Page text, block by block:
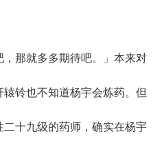
那就多多期待吧。」本来对
铃也不知道杨宇会炼药。但
十九级的药师，确实在杨宇